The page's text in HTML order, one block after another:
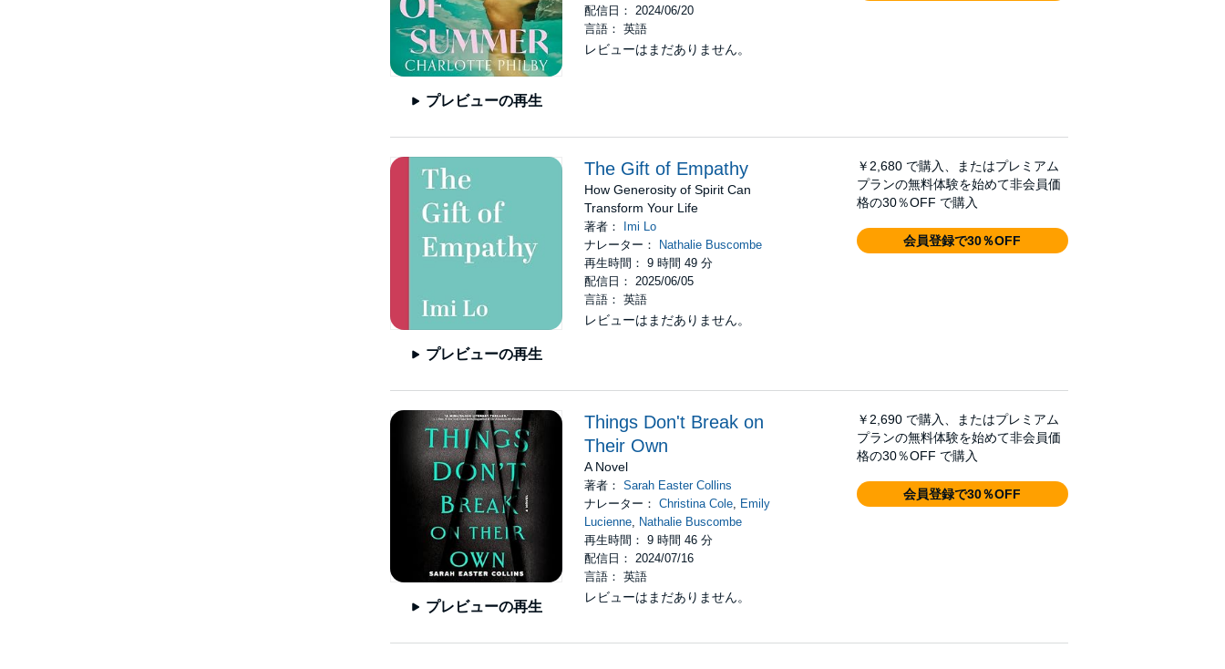
プレビューの再生
配信日： 2024/06/20
言語： 英語
レビューはまだありません。
プレビューの再生
The Gift of Empathy
How Generosity of Spirit Can
Transform Your Life
著者：
Imi Lo
ナレーター：
Nathalie Buscombe
再生時間： 9 時間 49 分
配信日： 2025/06/05
言語： 英語
レビューはまだありません。
￥2,680 で購入、またはプレミアム
プランの無料体験を始めて非会員価
格の30％OFF で購入
会員登録で30％OFF
プレビューの再生
Things Don't Break on
Their Own
A Novel
著者：Sarah Easter Collins
ナレーター：Christina Cole Emily
Lucienne Nathalie Buscombe
再生時間： 9 時間 46 分
配信日： 2024/07/16
言語： 英語
レビューはまだありません。
￥2,690 で購入、またはプレミアム
プランの無料体験を始めて非会員価
格の30％OFF で購入
会員登録で30％OFF